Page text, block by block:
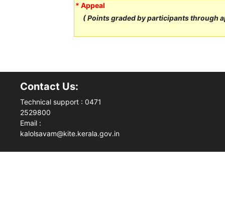
* Appeal
( Points graded by participants through
Contact Us:
Technical support : 0471
2529800
Email :
kalolsavam@kite.kerala.gov.in